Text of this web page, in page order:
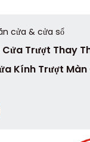
cửa & cửa sổ
Trượt Thay
Kính Trượt